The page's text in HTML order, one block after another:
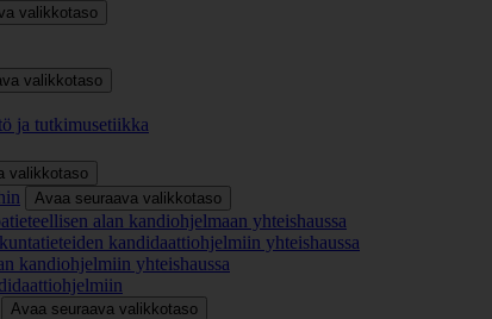
valikkotaso
valikkotaso
ja tutkimusetiikka
valikkotaso
Avaa seuraava valikkotaso
alan kandiohjelmaan yhteishaussa
kandidaattiohjelmiin yhteishaussa
kandiohjelmiin yhteishaussa
Avaa seuraava valikkotaso